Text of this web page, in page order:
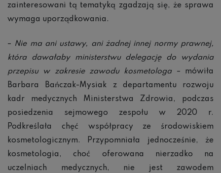
zainteresowani tą tematyką zgadzają się, że sprawa
wymaga uporządkowania.
– Nie ma ani ustawy, ani żadnej innej normy prawnej,
która dawałaby ministerstwu delegację do wydania
przepisu w zakresie zawodu kosmetologa– mówiła
Barbara Bańczak-Mysiak z departamentu rozwoju
kadr medycznych Ministerstwa Zdrowia, podczas
posiedzenia sejmowego zespołu w 2020 r.
Podkreślała chęć współpracy ze środowiskiem
kosmetologicznym. Przypomniała jednocześnie, że
kosmetologia, choć oferowana nierzadko na
uczelniach medycznych, nie jest zawodem